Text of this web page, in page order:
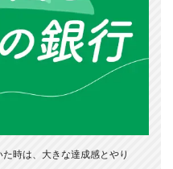
時は、大きな達成感とやり